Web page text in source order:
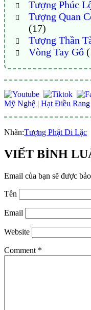
Tượng Phúc
Tượng Quan
(17)
Tượng Thần
Vòng Tay Gỗ
Mỹ Nghệ | Hạt Điều
Nhãn:Tượng Phật Di Lặc
VIẾT BÌNH
Email của bạn sẽ được
Tên
Email
Website
Comment *